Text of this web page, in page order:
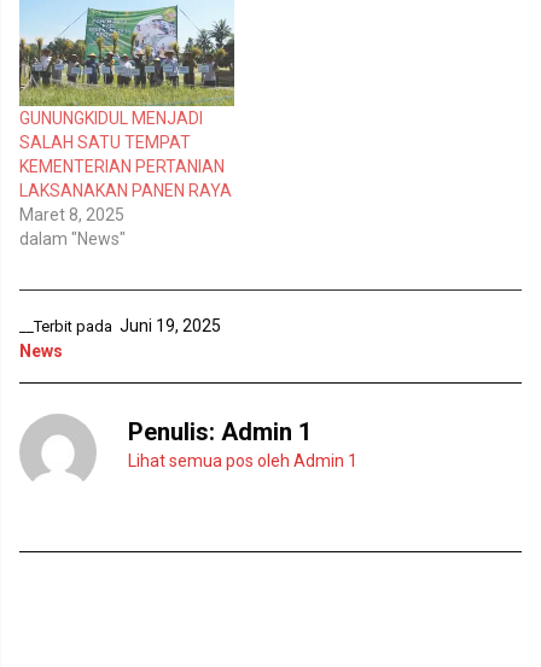
b
u
k
a
d
i
j
e
n
d
e
l
a
y
a
b
r
M
e
m
b
u
k
a
d
i
j
e
n
d
e
l
n
b
)
GUNUNGKIDUL MENJADI
SALAH SATU TEMPAT
KEMENTERIAN PERTANIAN
LAKSANAKAN PANEN RAYA
Maret 8, 2025
dalam "News"
__Terbit pada Juni 19, 2025
News
Penulis: Admin 1
Lihat semua pos oleh Admin 1